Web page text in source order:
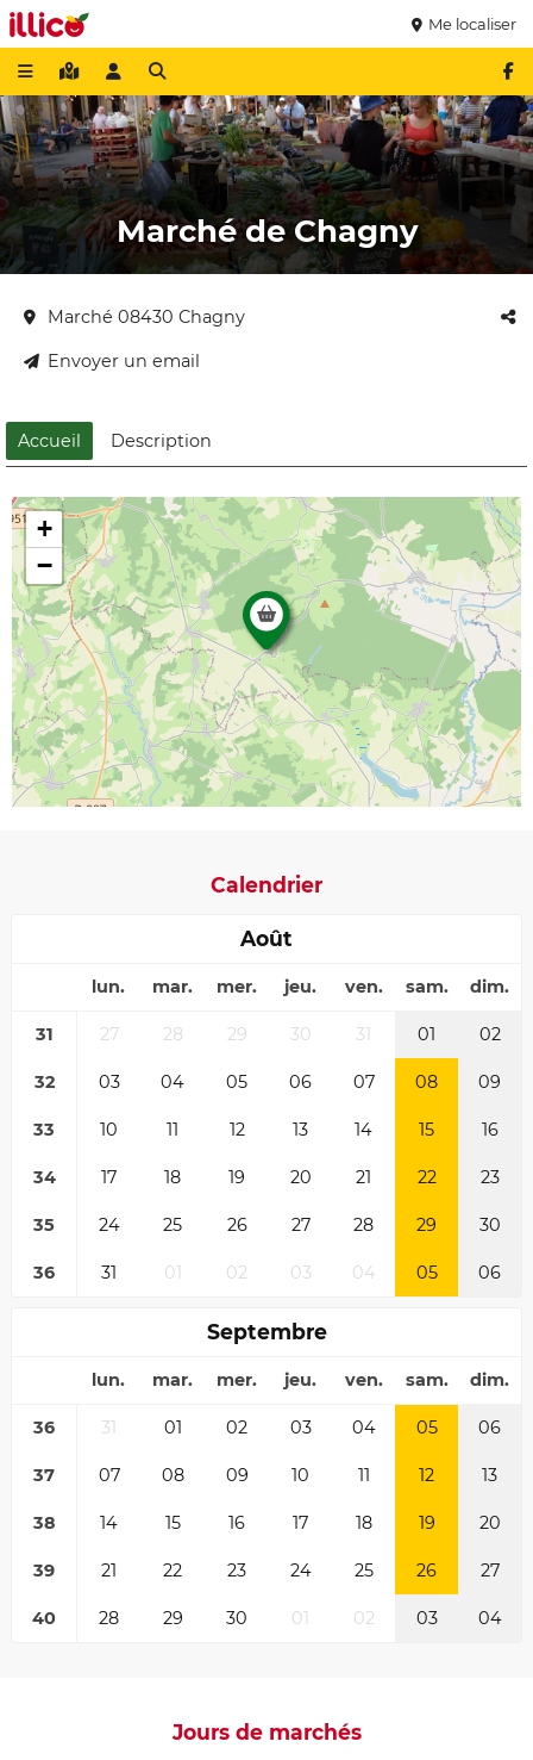
Me localiser
Marché de Chagny
Marché 08430 Chagny
Envoyer un email
Accueil Description
+
−
Calendrier
Août
lun. mar. mer. jeu. ven. sam. dim.
31 27 28 29 30 31 01 02
32 03 04 05 06 07 08 09
33 10 11 12 13 14 15 16
34 17 18 19 20 21 22 23
35 24 25 26 27 28 29 30
36 31 01 02 03 04 05 06
Septembre
lun. mar. mer. jeu. ven. sam. dim.
36 31 01 02 03 04 05 06
37 07 08 09 10 11 12 13
38 14 15 16 17 18 19 20
39 21 22 23 24 25 26 27
40 28 29 30 01 02 03 04
Jours de marchés